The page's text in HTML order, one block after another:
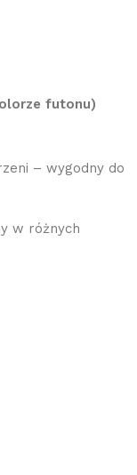
futonu)
– wygodny do
w różnych